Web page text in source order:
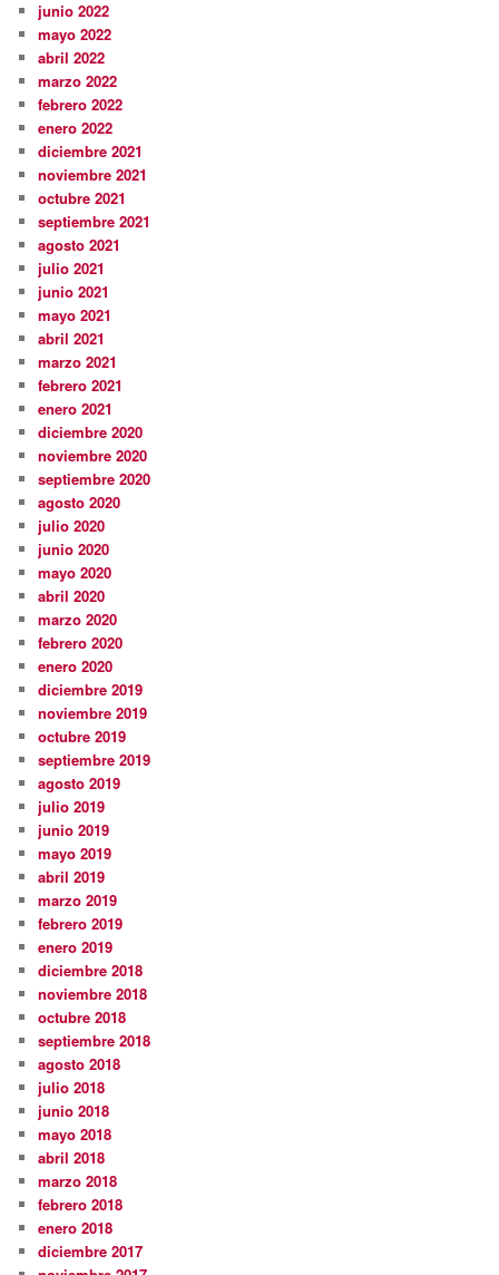
junio 2022
mayo 2022
abril 2022
marzo 2022
febrero 2022
enero 2022
diciembre 2021
noviembre 2021
octubre 2021
septiembre 2021
agosto 2021
julio 2021
junio 2021
mayo 2021
abril 2021
marzo 2021
febrero 2021
enero 2021
diciembre 2020
noviembre 2020
septiembre 2020
agosto 2020
julio 2020
junio 2020
mayo 2020
abril 2020
marzo 2020
febrero 2020
enero 2020
diciembre 2019
noviembre 2019
octubre 2019
septiembre 2019
agosto 2019
julio 2019
junio 2019
mayo 2019
abril 2019
marzo 2019
febrero 2019
enero 2019
diciembre 2018
noviembre 2018
octubre 2018
septiembre 2018
agosto 2018
julio 2018
junio 2018
mayo 2018
abril 2018
marzo 2018
febrero 2018
enero 2018
diciembre 2017